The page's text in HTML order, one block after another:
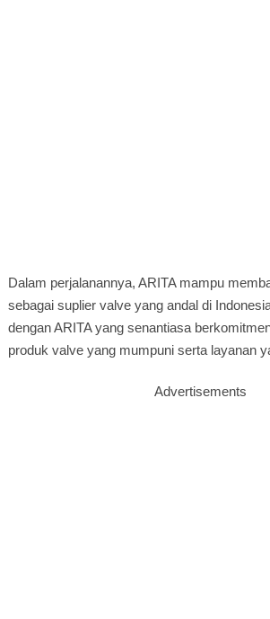
Dalam perjalanannya, ARITA mampu
sebagai suplier valve yang andal di
dengan ARITA yang senantiasa
produk valve yang mumpuni serta layanan
Advertisements